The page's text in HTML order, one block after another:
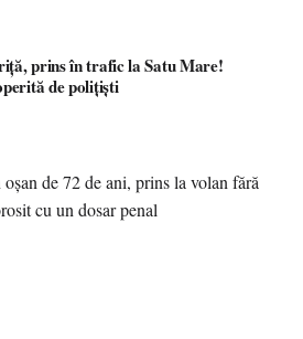
prins în trafic la Satu Mare!
de polițiști